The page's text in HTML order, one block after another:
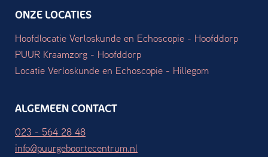
ONZE LOCATIES
Hoofdlocatie Verloskunde en Echoscopie - Hoofddorp
PUUR Kraamzorg - Hoofddorp
Locatie Verloskunde en Echoscopie - Hillegom
ALGEMEEN CONTACT
023 - 564 28 48
info@puurgeboortecentrum.nl